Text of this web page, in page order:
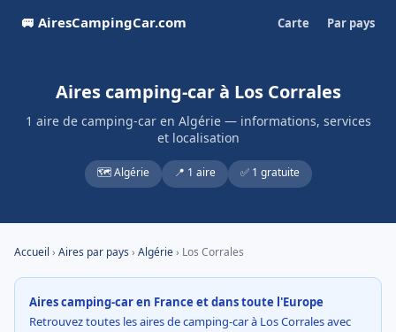
🚐 AiresCampingCar.com Carte Par pays
Aires camping-car à Los Corrales
1 aire de camping-car en Algérie — informations, services
et localisation
🗺️ Algérie 📍 1 aire ✅ 1 gratuite
Accueil › Aires par pays› Algérie› Los Corrales
Aires camping-car en France et dans toute l'Europe
Retrouvez toutes les aires de camping-car à Los Corrales avec